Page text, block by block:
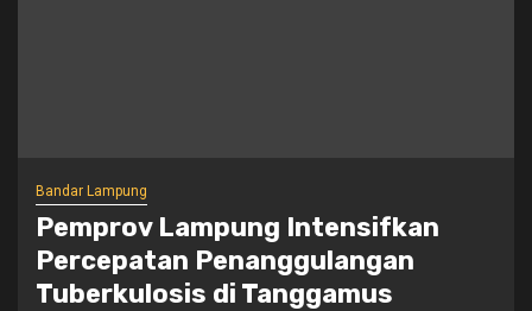
Bandar Lampung
Pemprov Lampung Intensifkan
Percepatan Penanggulangan
Tuberkulosis di Tanggamus